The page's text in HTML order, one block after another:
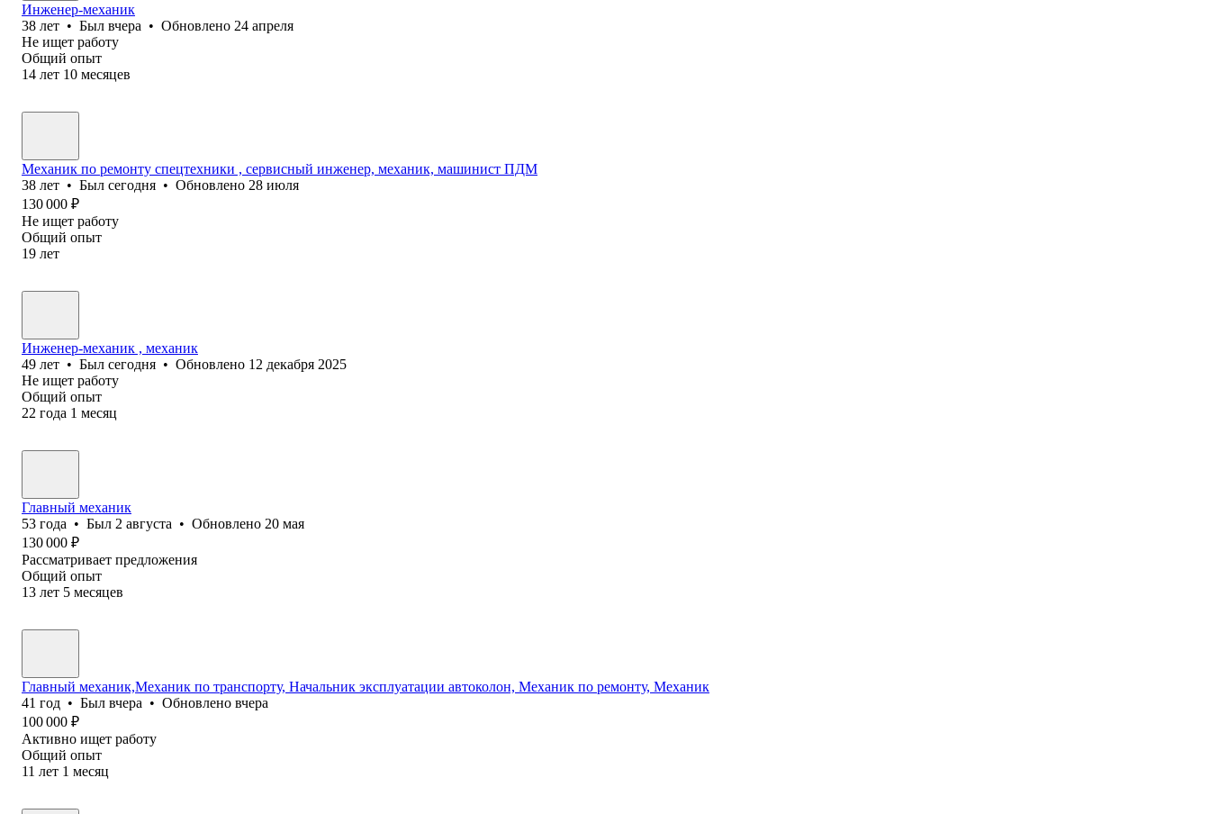
Инженер-механик
38 лет • Был вчера • Обновлено 24 апреля
Не ищет работу
Общий опыт
14 лет 10 месяцев
Механик по ремонту спецтехники , сервисный инженер, механик, машинист ПДМ
38 лет • Был сегодня • Обновлено 28 июля
130 000 ₽
Не ищет работу
Общий опыт
19 лет
Инженер-механик , механик
49 лет • Был сегодня • Обновлено 12 декабря 2025
Не ищет работу
Общий опыт
22 года 1 месяц
Главный механик
53 года • Был 2 августа • Обновлено 20 мая
130 000 ₽
Рассматривает предложения
Общий опыт
13 лет 5 месяцев
Главный механик,Механик по транспорту, Начальник эксплуатации автоколон, Механик по ремонту, Механик
41 год • Был вчера • Обновлено вчера
100 000 ₽
Активно ищет работу
Общий опыт
11 лет 1 месяц